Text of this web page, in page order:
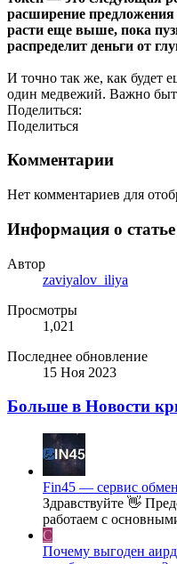
расширение предложения
расти еще выше, пока
распределит деньги от
И точно так же, как будет
один медвежий. Важно
Поделиться:
Поделиться
Комментарии
Нет комментариев для
Информация о статье
Автор
zaviyalov_iliya
Просмотры
1,021
Последнее обновление
15 Ноя 2023
Больше в Новости
Fin45 — сервис
Здравствуйте 👋
работаем с
C
Почему выгоден